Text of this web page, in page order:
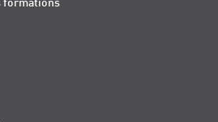
formations